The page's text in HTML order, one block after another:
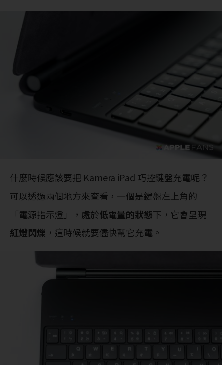
什麼時候應該要把 Kamera iPad 巧控鍵盤充電呢？
可以透過兩個地方來查看，一個是鍵盤左上角的
「電源指示燈」，處於低電量的狀態下，它會呈現
紅燈閃爍 ，這時候就要儘快幫它充電。